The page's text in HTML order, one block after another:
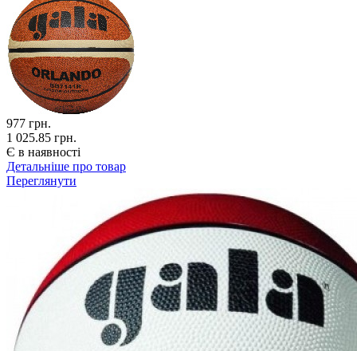
977 грн.
1 025.85 грн.
Є в наявності
Детальніше про товар
Переглянути